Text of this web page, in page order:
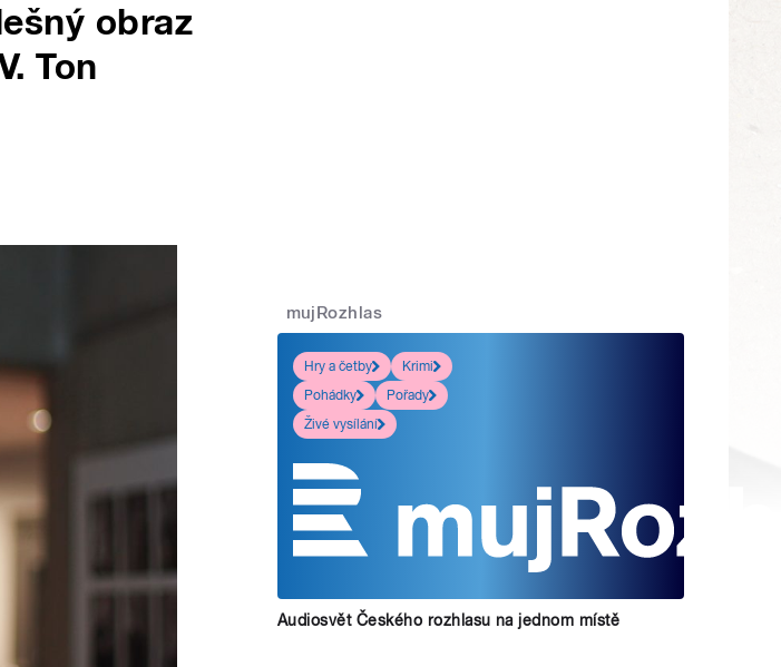
obraz
Ton
mujRozhlas
Hry a četby
Krimi
Pohádky
Pořady
Živé vysílání
Audiosvět Českého rozhlasu na jednom místě